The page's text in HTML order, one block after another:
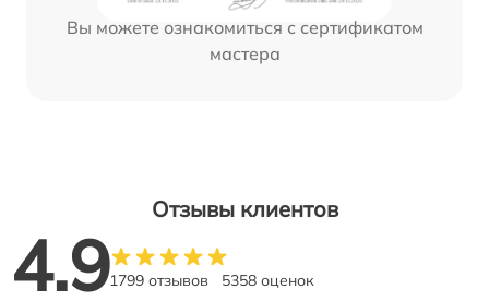
Вы можете ознакомиться с сертификатом
мастера
Отзывы клиентов
4.91799 отзывов 5358 оценок